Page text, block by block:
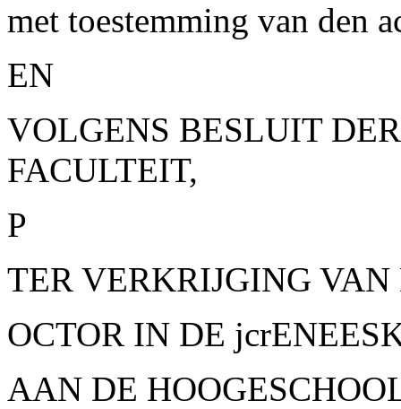
met toestemming van den
EN
VOLGENS BESLUIT
FACULTEIT,
P
TER VERKRIJGING
OCTOR IN DE
AAN DE